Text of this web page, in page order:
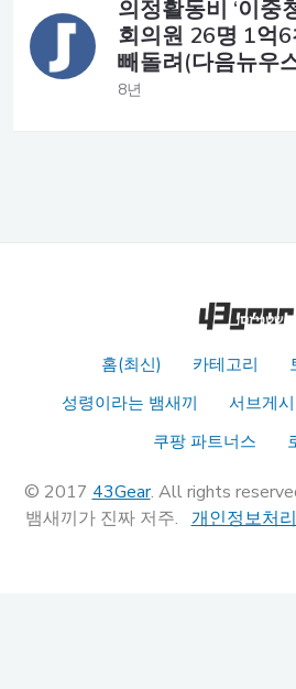
의정활동비 ‘이중
회의원 26명 1억
빼돌려(다음뉴우
8년
홈(최신) 카테고리
성령이라는 뱀새끼
서브게
쿠팡 파트너스
© 2017 43Gear. All rights
뱀새끼가 진짜 저주. 개인정보처